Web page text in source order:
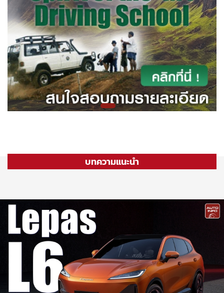
บทความแนะนำ